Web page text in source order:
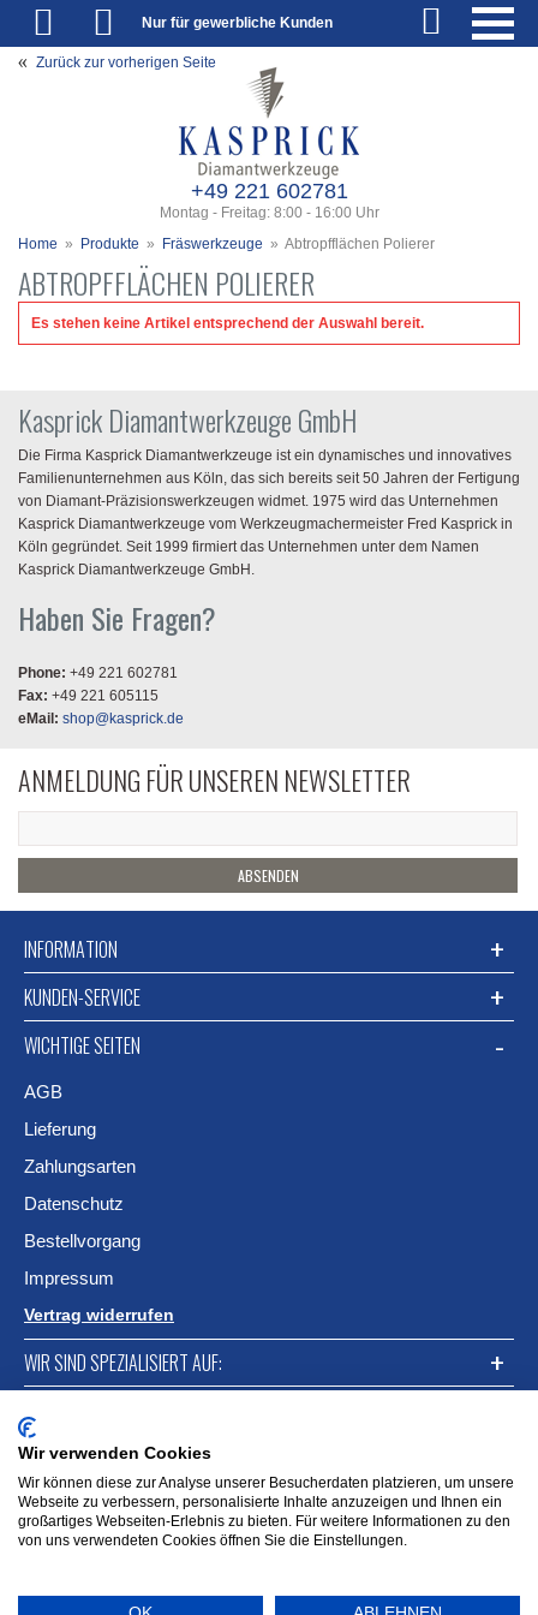
Nur für gewerbliche Kunden
+49 221 602781
Montag - Freitag: 8:00 - 16:00 Uhr
Home » Produkte » Fräswerkzeuge » Abtropfflächen Polierer
Zurück zur vorherigen Seite
ABTROPFFLÄCHEN POLIERER
Es stehen keine Artikel entsprechend der Auswahl bereit.
Kasprick Diamantwerkzeuge GmbH
Die Firma Kasprick Diamantwerkzeuge ist ein dynamisches und innovatives
Familienunternehmen aus Köln, das sich bereits seit 50 Jahren der Fertigung
von Diamant-Präzisionswerkzeugen widmet. 1975 wird das Unternehmen
Kasprick Diamantwerkzeuge vom Werkzeugmachermeister Fred Kasprick in
Köln gegründet. Seit 1999 firmiert das Unternehmen unter dem Namen
Kasprick Diamantwerkzeuge GmbH.
Haben Sie Fragen?
Phone: +49 221 602781
Fax: +49 221 605115
eMail: shop@kasprick.de
ANMELDUNG FÜR UNSEREN NEWSLETTER
ABSENDEN
INFORMATION
KUNDEN-SERVICE
WICHTIGE SEITEN
AGB
Lieferung
Zahlungsarten
Datenschutz
Bestellvorgang
Impressum
Vertrag widerrufen
WIR SIND SPEZIALISIERT AUF:
FACEBOOK
Wir verwenden Cookies
Wir können diese zur Analyse unserer Besucherdaten platzieren, um unsere
Webseite zu verbessern, personalisierte Inhalte anzuzeigen und Ihnen ein
großartiges Webseiten-Erlebnis zu bieten. Für weitere Informationen zu den
von uns verwendeten Cookies öffnen Sie die Einstellungen.